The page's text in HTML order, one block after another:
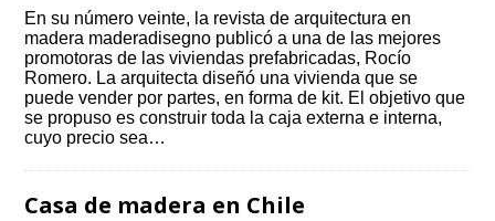
En su número veinte, la revista de arquitectura en
madera maderadisegno publicó a una de las mejores
promotoras de las viviendas prefabricadas, Rocío
Romero. La arquitecta diseñó una vivienda que se
puede vender por partes, en forma de kit. El objetivo que
se propuso es construir toda la caja externa e interna,
cuyo precio sea…
Casa de madera en Chile